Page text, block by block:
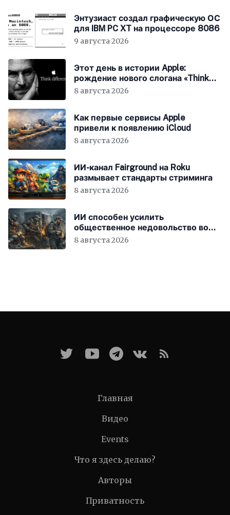
Энтузиаст создал графическую ОС
для IBM PC XT на процессоре 8086
9 августа 2026
Этот день в истории Apple:
рождение нового слогана «Think
Different»
8 августа 2026
Как первые сервисы Apple
привели к появлению iCloud
8 августа 2026
ИИ-канал Fairground на Roku
размывает стандарты стриминга
8 августа 2026
ИИ способен усилить
общественное недовольство во
всём мире
8 августа 2026
Главная
Видео
Events
Что я здесь делаю?
Авторы
Приватность